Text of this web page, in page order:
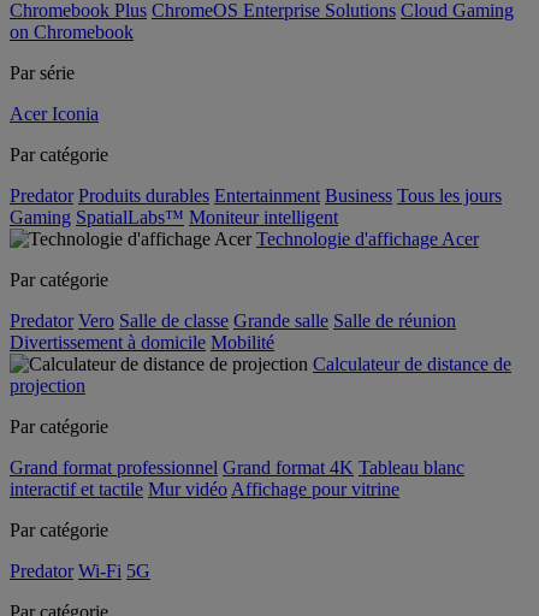
Chromebook Plus ChromeOS Enterprise Solutions Cloud Gaming
on Chromebook
Par série
Acer Iconia
Par catégorie
Predator Produits durables Entertainment Business Tous les jours
Gaming SpatialLabs™ Moniteur intelligent
Technologie d'affichage Acer
Par catégorie
Predator Vero Salle de classe Grande salle Salle de réunion
Divertissement à domicile Mobilité
Calculateur de distance de
projection
Par catégorie
Grand format professionnel Grand format 4K Tableau blanc
interactif et tactile Mur vidéo Affichage pour vitrine
Par catégorie
Predator Wi-Fi 5G
Par catégorie